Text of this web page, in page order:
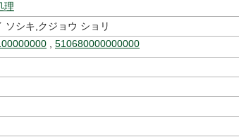
理
ソシキ,クジョウ ショリ
510680000000000